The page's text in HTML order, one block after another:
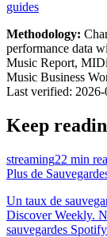
guides
Methodology:
performance data
Music Report,
Music Business
Last verified:
Keep
streaming22 min
Plus de
Un taux de
Discover Weekly.
sauvegardes